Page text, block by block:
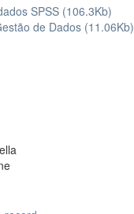
SPSS (106.3Kb)
de Dados (11.06Kb)